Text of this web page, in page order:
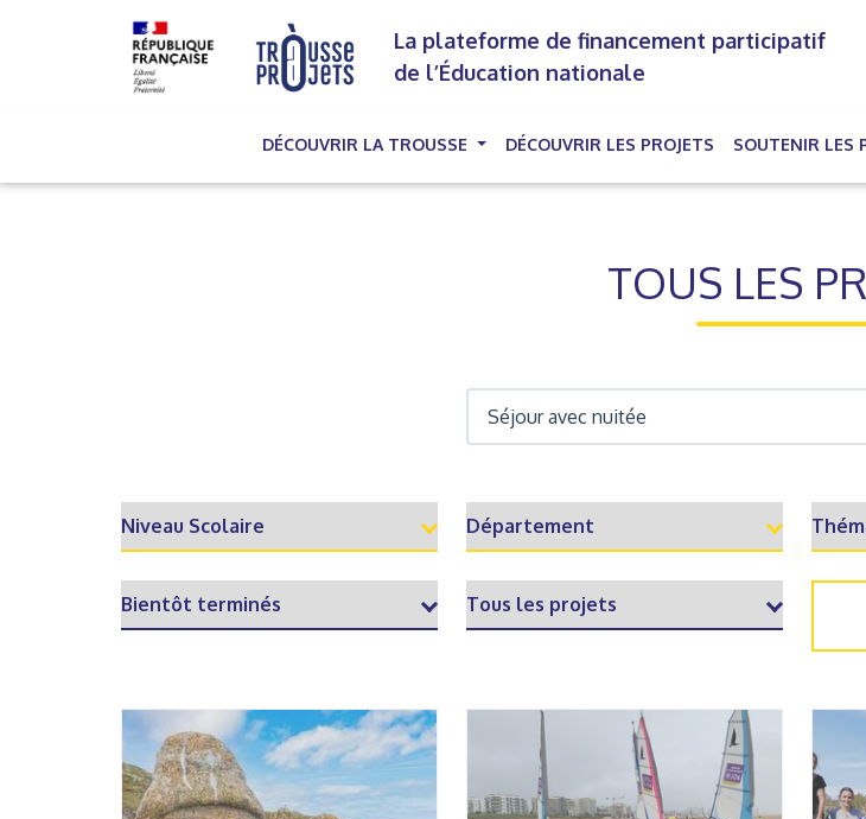
La plateforme de financement participatif
de l’Éducation nationale
DÉCOUVRIR LA TROUSSE DÉCOUVRIR LES PROJETS SOUTENIR LES
TOUS LES